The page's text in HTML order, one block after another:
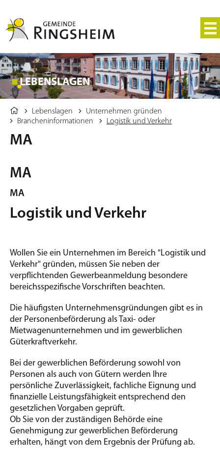
LEBENSLAGEN
Lebenslagen
Unternehmen gründen
Brancheninformationen
Logistik und Verkehr
MA
MA
MA
Logistik und Verkehr
Wollen Sie ein Unternehmen im Bereich "Logistik und
Verkehr" gründen, müssen Sie neben der
verpflichtenden Gewerbeanmeldung besondere
bereichsspezifische Vorschriften beachten.
Die häufigsten Unternehmensgründungen gibt es in
der Personenbeförderung als Taxi- oder
Mietwagenunternehmen und im gewerblichen
Güterkraftverkehr.
Bei der gewerblichen Beförderung sowohl von
Personen als auch von Gütern werden Ihre
persönliche Zuverlässigkeit, fachliche Eignung und
finanzielle Leistungsfähigkeit entsprechend den
gesetzlichen Vorgaben geprüft.
Ob Sie von der zuständigen Behörde eine
Genehmigung zur gewerblichen Beförderung
erhalten, hängt von dem Ergebnis der Prüfung ab.